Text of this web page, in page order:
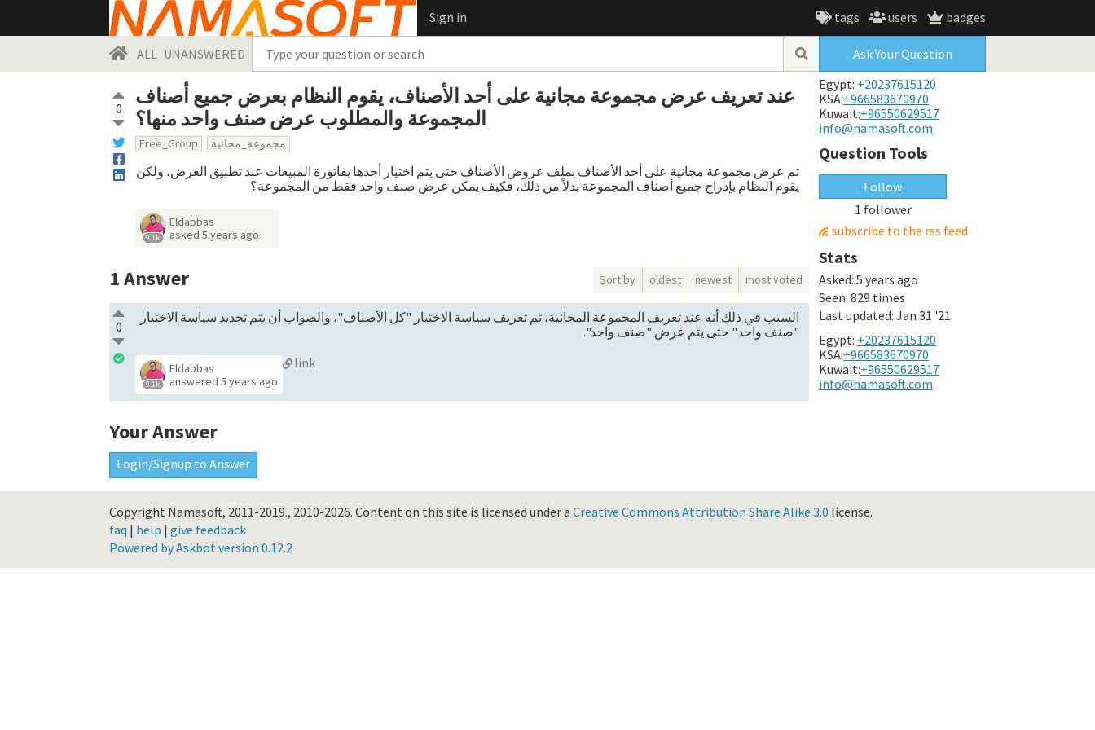
Sign in tags users badges
ALL UNANSWERED Ask Your Question
0
عند تعريف عرض مجموعة مجانية على أحد الأصناف، يقوم النظام بعرض جميع أصناف
المجموعة والمطلوب عرض صنف واحد منها؟
Free_Group مجموعة_مجانية
تم عرض مجموعة مجانية على أحد الأصناف بملف عروض الأصناف حتى يتم اختيار أحدها بفاتورة المبيعات عند تطبيق العرض، ولكن
يقوم النظام بإدراج جميع أصناف المجموعة بدلاً من ذلك، فكيف يمكن عرض صنف واحد فقط من المجموعة؟
9.1k
Eldabbas
asked 5 years ago
1Answer Sort by oldest newest most voted
0
السبب في ذلك أنه عند تعريف المجموعة المجانية، تم تعريف سياسة الاختيار "كل الأصناف"، والصواب أن يتم تحديد سياسة الاختيار
"صنف واحد" حتى يتم عرض "صنف واحد".
9.1k
Eldabbas
answered 5 years ago
link
Your Answer
Login/Signup to Answer
Egypt: +20237615120
KSA:+966583670970
Kuwait:+96550629517
info@namasoft.com
Question Tools
Follow
1 follower
subscribe to the rss feed
Stats
Asked: 5 years ago
Seen: 829 times
Last updated: Jan 31 '21
Egypt: +20237615120
KSA:+966583670970
Kuwait:+96550629517
info@namasoft.com
Copyright Namasoft, 2011-2019., 2010-2026. Content on this site is licensed under a Creative Commons Attribution Share Alike 3.0 license.
faq | help | give feedback
Powered by Askbot version 0.12.2